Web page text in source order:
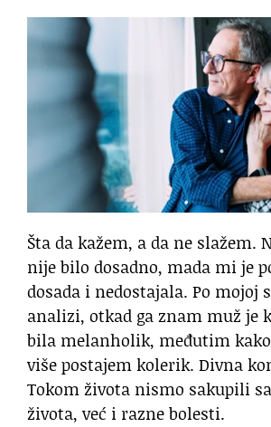
Šta da kažem, a da ne slažem.
nije bilo dosadno, mada mi je
dosada i nedostajala. Po mojoj
analizi, otkad ga znam muž je
bila melanholik, međutim
više postajem kolerik. Divna
Tokom života nismo sakupili
života, već i razne bolesti.